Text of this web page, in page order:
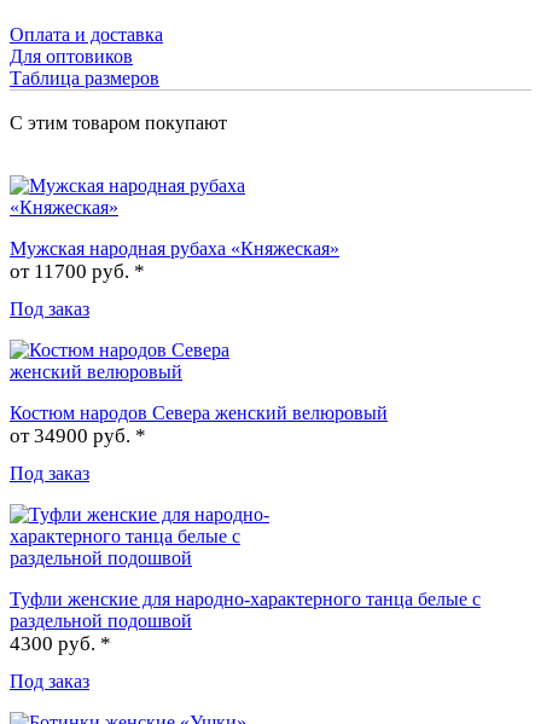
Оплата и доставка
Для оптовиков
Таблица размеров
С этим товаром покупают
Мужская народная рубаха «Княжеская»
от 11700 руб. *
Под заказ
Костюм народов Севера женский велюровый
от34900 руб. *
Под заказ
Туфли женские для народно-характерного танца белые с
раздельной подошвой
4300 руб. *
Под заказ